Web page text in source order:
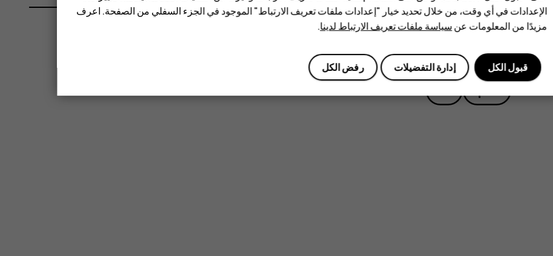
هل وجدت هذه المعلومات مفيدة؟
الإعدادات في أي وقت، من خلال تحديد خيار "إعدادات ملفات تعريف الارتباط" الموجود في الجزء السفلي من الصفحة. اعرف
مزيدًا من المعلومات عنسياسة ملفات تعريف الارتباط لدينا.
رفض الكل إدارة التفضيلات قبول الكل